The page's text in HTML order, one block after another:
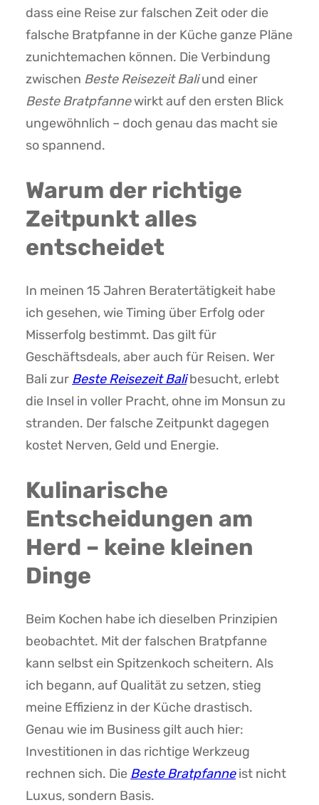
dass eine Reise zur falschen Zeit oder die
falsche Bratpfanne in der Küche ganze Pläne
zunichtemachen können. Die Verbindung
zwischen Beste Reisezeit Baliund einer
Beste Bratpfannewirkt auf den ersten Blick
ungewöhnlich – doch genau das macht sie
so spannend.
Warum der richtige
Zeitpunkt alles
entscheidet
In meinen 15 Jahren Beratertätigkeit habe
ich gesehen, wie Timing über Erfolg oder
Misserfolg bestimmt. Das gilt für
Geschäftsdeals, aber auch für Reisen. Wer
Bali zur Beste Reisezeit Balibesucht, erlebt
die Insel in voller Pracht, ohne im Monsun zu
stranden. Der falsche Zeitpunkt dagegen
kostet Nerven, Geld und Energie.
Kulinarische
Entscheidungen am
Herd – keine kleinen
Dinge
Beim Kochen habe ich dieselben Prinzipien
beobachtet. Mit der falschen Bratpfanne
kann selbst ein Spitzenkoch scheitern. Als
ich begann, auf Qualität zu setzen, stieg
meine Effizienz in der Küche drastisch.
Genau wie im Business gilt auch hier:
Investitionen in das richtige Werkzeug
rechnen sich. Die Beste Bratpfanneist nicht
Luxus, sondern Basis.